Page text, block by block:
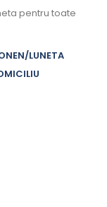
pentru toate
LUNETA